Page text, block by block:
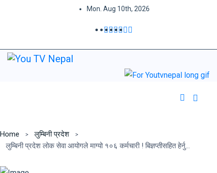
Mon. Aug 10th, 2026
Home
लुम्बिनी प्रदेश
लुम्बिनी प्रदेश लोक सेवा आयोगले माग्यो १०६ कर्मचारी ! बिज्ञप्तीसहित हेर्नुहोस्